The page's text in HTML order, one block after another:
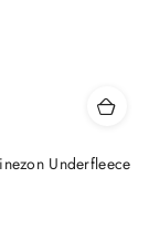
Underfleece